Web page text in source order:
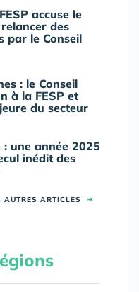
accuse le
des
par le Conseil
: le Conseil
à la FESP et
du secteur
: une année 2025
inédit des
AUTRES ARTICLES ➜